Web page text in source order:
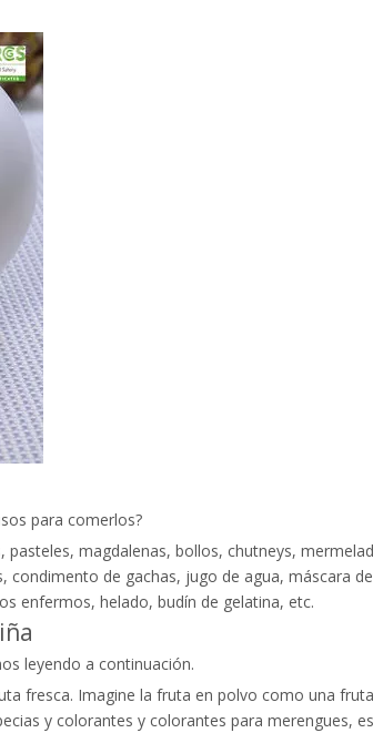
para comerlos?
pasteles, magdalenas, bollos, chutneys,
condimento de gachas, jugo de agua, máscara
enfermos, helado, budín de gelatina, etc.
leyendo a continuación.
fresca. Imagine la fruta en polvo como una
y colorantes y colorantes para merengues,